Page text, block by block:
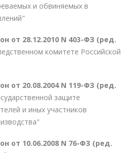
и обвиняемых в
от 28.12.2010 N 403-ФЗ (ред.
комитете Российской
от 20.08.2004 N 119-ФЗ (ред.
защите
и иных участников
от 10.06.2008 N 76-ФЗ (ред.